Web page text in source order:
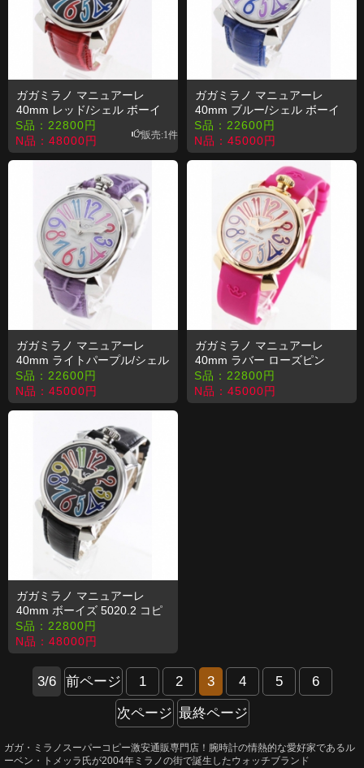
ガガミラノ マニュアーレ
40mm レッド/シェル ボーイ
ズ 5020.2 コピー 時計
S品： 22800円
N品： 48000円
販売:1件
ガガミラノ マニュアーレ
40mm ブルー/シェル ボーイ
ズ 5020.3 コピー 時計
S品： 22600円
N品： 45000円
ガガミラノ マニュアーレ
40mm ライトパープル/シェル
ボーイズ 5020.7 コピー 時計
S品： 22600円
N品： 45000円
ガガミラノ マニュアーレ
40mm ラバー ローズピン
ク/PGPシェル ボーイズ
5021.1 コピー 時計
S品： 22800円
N品： 45000円
ガガミラノ マニュアーレ
40mm ボーイズ 5020.2 コピ
ー 時計
S品： 22800円
N品： 48000円
3/6 前ページ 1 2 3 4 5 6
次ページ 最終ページ
ガガ・ミラノスーパーコピー激安通販専門店！腕時計の情熱的な愛好家であるル
ーベン・トメッラ氏が2004年ミラノの街で誕生したウォッチブランド